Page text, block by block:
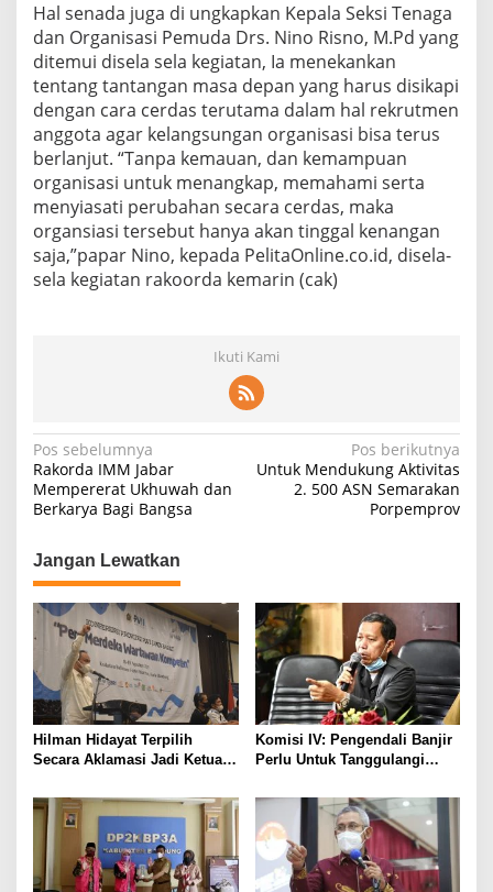
Hal senada juga di ungkapkan Kepala Seksi Tenaga
dan Organisasi Pemuda Drs. Nino Risno, M.Pd yang
ditemui disela sela kegiatan, Ia menekankan
tentang tantangan masa depan yang harus disikapi
dengan cara cerdas terutama dalam hal rekrutmen
anggota agar kelangsungan organisasi bisa terus
berlanjut. “Tanpa kemauan, dan kemampuan
organisasi untuk menangkap, memahami serta
menyiasati perubahan secara cerdas, maka
organsiasi tersebut hanya akan tinggal kenangan
saja,”papar Nino, kepada PelitaOnline.co.id, disela-
sela kegiatan rakoorda kemarin (cak)
Ikuti Kami
N
a
v
i
g
a
s
i
p
o
s
Pos sebelumnya
Rakorda IMM Jabar
Mempererat Ukhuwah dan
Berkarya Bagi Bangsa
Pos berikutnya
Untuk Mendukung Aktivitas
2. 500 ASN Semarakan
Porpemprov
Jangan Lewatkan
Hilman Hidayat Terpilih
Secara Aklamasi Jadi Ketua
Komisi IV: Pengendali Banjir
Perlu Untuk Tanggulangi